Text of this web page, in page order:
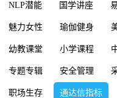
NLP潜能 国学讲座
魅力女性 瑜伽健身
幼教课堂 小学课程
专题专辑 安全管理
职场生存 通达信指标